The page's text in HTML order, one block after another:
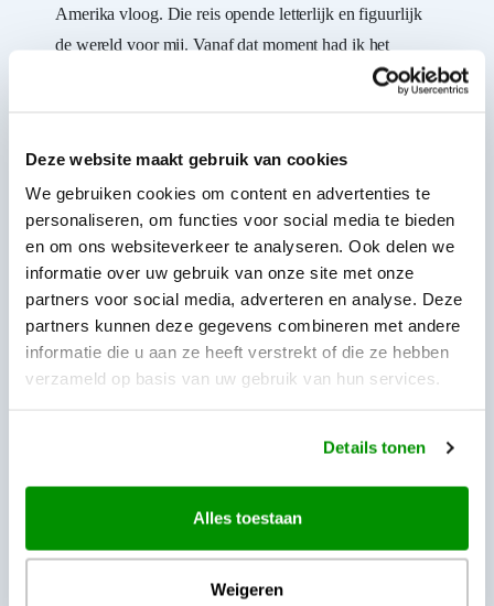
Deze website maakt gebruik van cookies
We gebruiken cookies om content en advertenties te
personaliseren, om functies voor social media te bieden
en om ons websiteverkeer te analyseren. Ook delen we
informatie over uw gebruik van onze site met onze
partners voor social media, adverteren en analyse. Deze
partners kunnen deze gegevens combineren met andere
informatie die u aan ze heeft verstrekt of die ze hebben
verzameld op basis van uw gebruik van hun services.
Details tonen
Alles toestaan
Weigeren
Amerika vloog. Die reis opende letterlijk en figuurlijk
de wereld voor mij. Vanaf dat moment had ik het
reisvirus te pakken en is mijn drang naar avontuur
Vandaag de dag mag je me midden in de nacht wakker
bijzondere dieren en ongerepte natuur. Nieuwe
bestemmingen ontdekken, wilde dieren spotten en me
onderdompelen in andere culturen: daar word ik
oprecht gelukkig van.
Mijn reiservaringen deel ik met veel plezier om anderen
— reizen is voor mij geen hobby, maar een manier van
leven.
zóveel te ontdekken, en ik kan niet wachten om telkens
weer op pad te gaan naar nieuwe, bijzondere plekken.